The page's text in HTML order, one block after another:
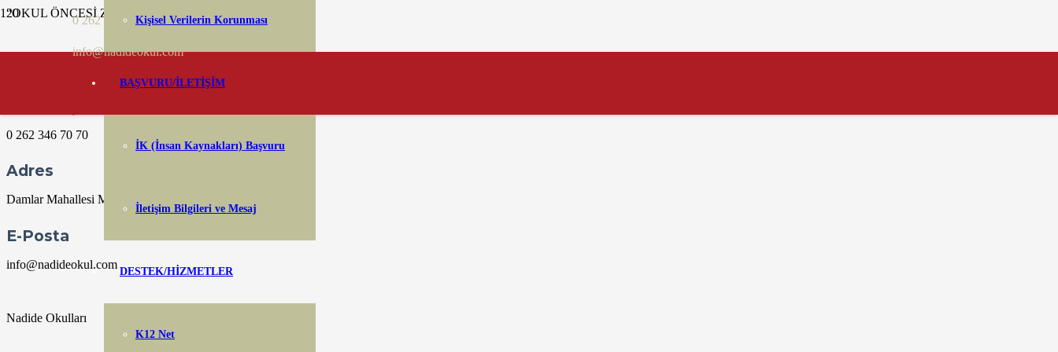
0 262 346 70 70
info@nadideokul.com
Kişisel Verilerin Korunması
BAŞVURU/İLETİŞİM
İK (İnsan Kaynakları) Başvuru
İletişim Bilgileri ve Mesaj
DESTEK/HİZMETLER
K12 Net
“OKUL ÖNCESİ ZÜMRE TOPLANTISI” yapılacaktır.
İlgili kişi: Okul Öncesi Öğretmenleri
Aralık 20 @ 09:00
0 262 346 70 70
Adres
Damlar Mahallesi Mahmut Çavuş Caddesi No 104 Başiskele
E-Posta
info@nadideokul.com
Nadide Okulları